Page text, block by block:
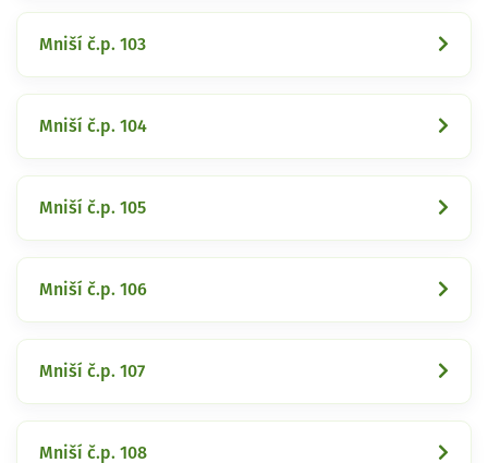
Mniší č.p. 103
Mniší č.p. 104
Mniší č.p. 105
Mniší č.p. 106
Mniší č.p. 107
Mniší č.p. 108